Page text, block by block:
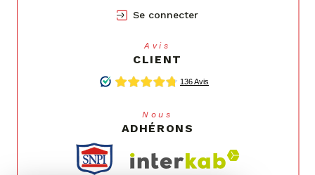
Se connecter
Avis
CLIENT
Nous
ADHÉRONS